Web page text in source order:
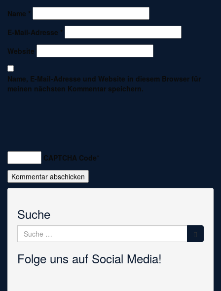
Name *
E-Mail-Adresse *
Website
Name, E-Mail-Adresse und Website in diesem Browser für
meinen nächsten Kommentar speichern.
CAPTCHA Code*
Suche
Suche
nach:
Folge uns auf Social Media!